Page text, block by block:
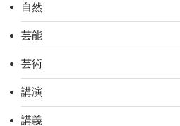
自然
芸能
芸術
講演
講義